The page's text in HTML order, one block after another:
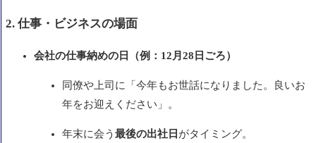
2. 仕事・ビジネスの場面
会社の仕事納めの日（例：12月28日ごろ）
同僚や上司に「今年もお世話になりました。良いお
年をお迎えください」。
年末に会う 最後の出社日 がタイミング。